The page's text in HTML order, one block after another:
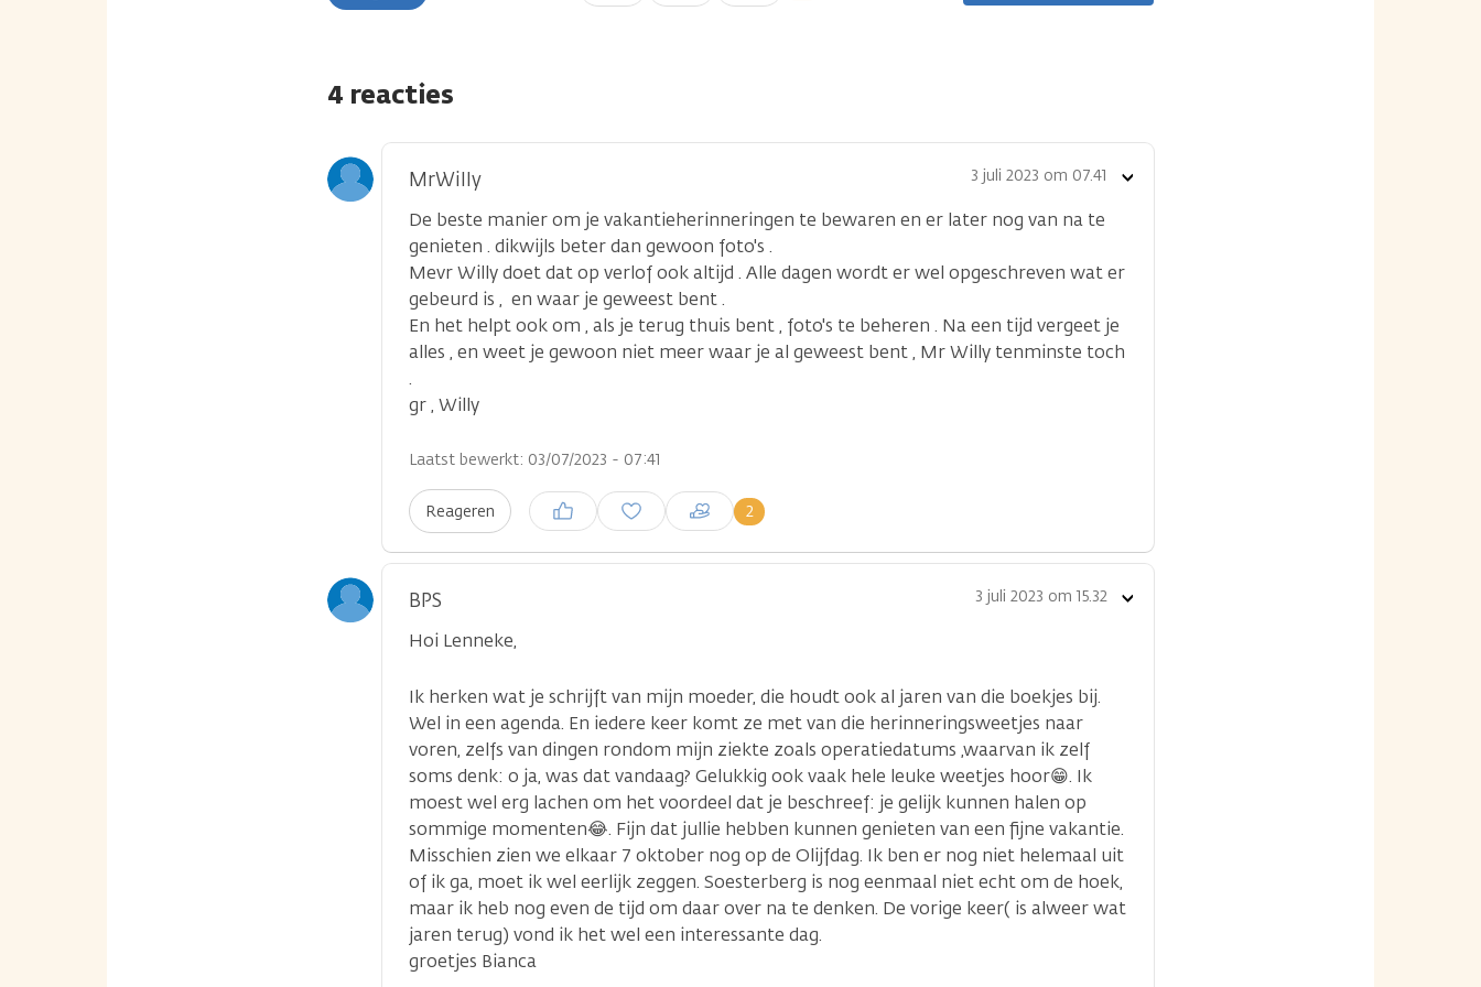
4 reacties
MrWilly 3 juli 2023 om 07.41
De beste manier om je vakantieherinneringen te bewaren en er later nog van na te
genieten . dikwijls beter dan gewoon foto's .
Mevr Willy doet dat op verlof ook altijd . Alle dagen wordt er wel opgeschreven wat er
gebeurd is , en waar je geweest bent .
En het helpt ook om , als je terug thuis bent , foto's te beheren . Na een tijd vergeet je
alles , en weet je gewoon niet meer waar je al geweest bent , Mr Willy tenminste toch
.
gr , Willy
Laatst bewerkt: 03/07/2023 - 07:41
Reageren 2
Inloggen om een reactie te
plaatsen
Toon
BPS 3 juli 2023 om 15.32
Hoi Lenneke,
Ik herken wat je schrijft van mijn moeder, die houdt ook al jaren van die boekjes bij.
Wel in een agenda. En iedere keer komt ze met van die herinneringsweetjes naar
voren, zelfs van dingen rondom mijn ziekte zoals operatiedatums ,waarvan ik zelf
soms denk: o ja, was dat vandaag? Gelukkig ook vaak hele leuke weetjes hoor😁. Ik
moest wel erg lachen om het voordeel dat je beschreef: je gelijk kunnen halen op
sommige momenten😂. Fijn dat jullie hebben kunnen genieten van een fijne vakantie.
Misschien zien we elkaar 7 oktober nog op de Olijfdag. Ik ben er nog niet helemaal uit
of ik ga, moet ik wel eerlijk zeggen. Soesterberg is nog eenmaal niet echt om de hoek,
maar ik heb nog even de tijd om daar over na te denken. De vorige keer( is alweer wat
jaren terug) vond ik het wel een interessante dag.
groetjes Bianca
Toon